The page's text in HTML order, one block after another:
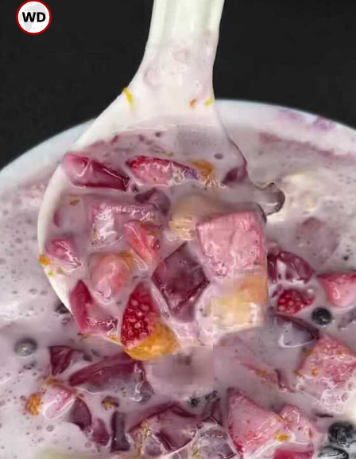
ಈಗ ಇದನ್ನು ಚೆನ್ನಾಗಿ ಕಲಸಿಕೊಂಡು
ಒಂದು ಗಂಟೆ ಕಾಲ ಫ್ರಿಡ್ಜ್ ನಲ್ಲಿಡಿ